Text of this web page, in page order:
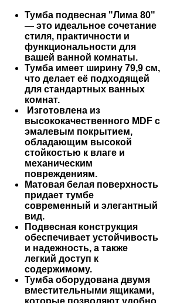
Тумба подвесная "Лима 80"
— это идеальное сочетание
стиля, практичности и
функциональности для
вашей ванной комнаты.
Тумба имеет ширину 79,9 см,
что делает её подходящей
для стандартных ванных
комнат.
Изготовлена из
высококачественного MDF с
эмалевым покрытием,
обладающим высокой
стойкостью к влаге и
механическим
повреждениям.
Матовая белая поверхность
придает тумбе
современный и элегантный
вид.
Подвесная конструкция
обеспечивает устойчивость
и надежность, а также
легкий доступ к
содержимому.
Тумба оборудована двумя
вместительными ящиками,
которые позволяют удобно